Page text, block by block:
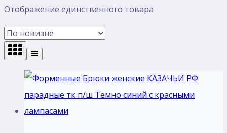
Отображение единственного товара